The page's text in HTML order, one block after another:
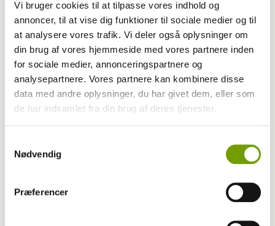
Vi bruger cookies til at tilpasse vores indhold og
annoncer, til at vise dig funktioner til sociale medier og til
at analysere vores trafik. Vi deler også oplysninger om
din brug af vores hjemmeside med vores partnere inden
for sociale medier, annonceringspartnere og
analysepartnere. Vores partnere kan kombinere disse
data med andre oplysninger, du har givet dem, eller som
de har indsamlet fra din brug af deres tjenester.
Nødvendig
Præferencer
Aktuelt
Mentalbeskrivelse aflyst i varmen
Har du en nyhed eller god historie?